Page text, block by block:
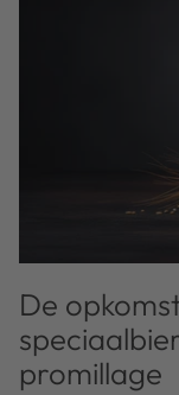
De
promillage